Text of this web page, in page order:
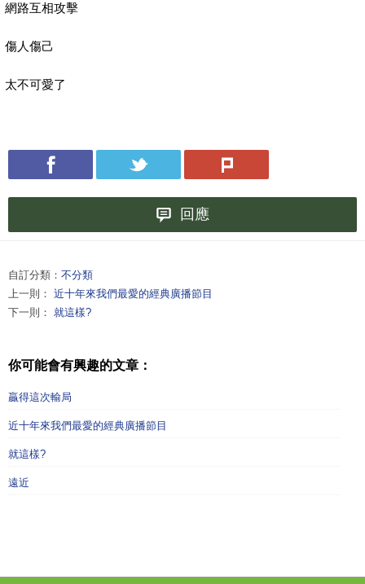
網路互相攻擊
傷人傷己
太不可愛了
回應
自訂分類： 不分類
上一則： 近十年來我們最愛的經典廣播節目
下一則： 就這樣?
你可能會有興趣的文章：
贏得這次輸局
近十年來我們最愛的經典廣播節目
就這樣?
遠近